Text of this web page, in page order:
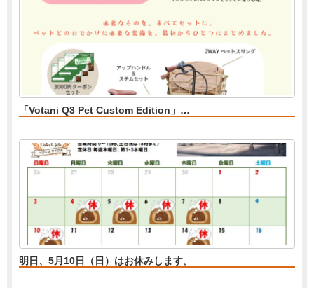
「Votani Q3 Pet Custom Edition」…
明日、5月10日（日）はお休みします。